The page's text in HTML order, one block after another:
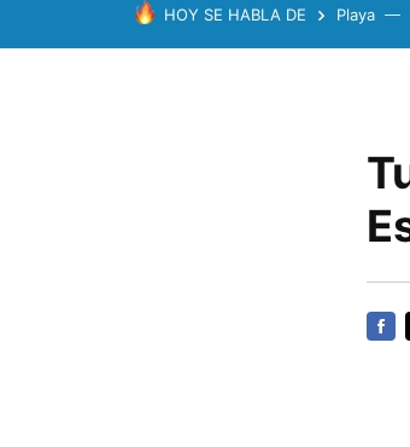
HOY SE HABLA DE Playa